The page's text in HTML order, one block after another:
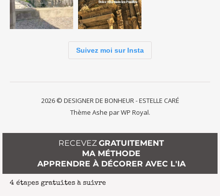
Suivez moi sur Insta
2026 © DESIGNER DE BONHEUR - ESTELLE CARÉ
Thème Ashe parWP Royal.